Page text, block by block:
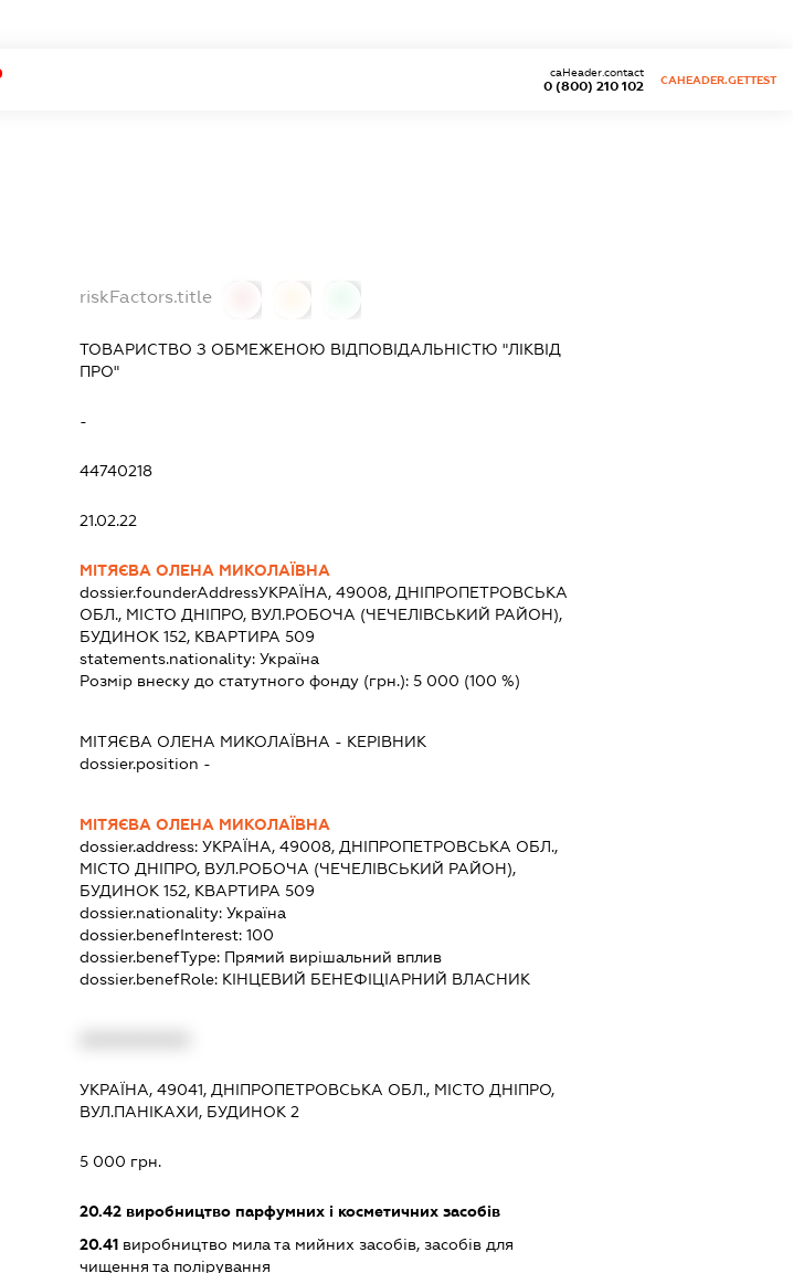
0 (800) 210 102
caHeader.contact
CAHEADER.GETTEST
riskFactors.title
ТОВАРИСТВО З ОБМЕЖЕНОЮ ВІДПОВІДАЛЬНІСТЮ "ЛІКВІД
ПРО"
-
44740218
21.02.22
МІТЯЄВА ОЛЕНА МИКОЛАЇВНА
dossier.founderAddressУКРАЇНА, 49008, ДНІПРОПЕТРОВСЬКА
ОБЛ., МІСТО ДНІПРО, ВУЛ.РОБОЧА (ЧЕЧЕЛІВСЬКИЙ РАЙОН),
БУДИНОК 152, КВАРТИРА 509
statements.nationality: Україна
Розмір внеску до статутного фонду (грн.): 5 000 (100 %)
МІТЯЄВА ОЛЕНА МИКОЛАЇВНА - КЕРІВНИК
dossier.position -
МІТЯЄВА ОЛЕНА МИКОЛАЇВНА
dossier.address: УКРАЇНА, 49008, ДНІПРОПЕТРОВСЬКА ОБЛ.,
МІСТО ДНІПРО, ВУЛ.РОБОЧА (ЧЕЧЕЛІВСЬКИЙ РАЙОН),
БУДИНОК 152, КВАРТИРА 509
dossier.nationality: Україна
dossier.benefInterest: 100
dossier.benefType: Прямий вирішальний вплив
dossier.benefRole: КІНЦЕВИЙ БЕНЕФІЦІАРНИЙ ВЛАСНИК
УКРАЇНА, 49041, ДНІПРОПЕТРОВСЬКА ОБЛ., МІСТО ДНІПРО,
ВУЛ.ПАНІКАХИ, БУДИНОК 2
5 000 грн.
20.42виробництво парфумних і косметичних засобів
20.41виробництво мила та мийних засобів, засобів для
чищення та полірування